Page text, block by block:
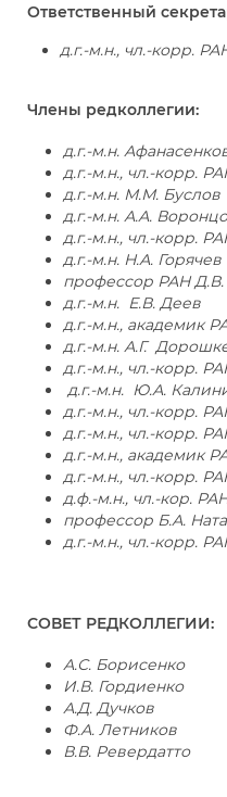
Ответственный
д.г.-м.н., чл.-корр.
Члены редколлегии:
д.г.-м.н.
д.г.-м.н., чл.-корр.
д.г.-м.н. М.М. Буслов
д.г.-м.н. А.А.
д.г.-м.н., чл.-корр.
д.г.-м.н. Н.А. Горячев
профессор РАН Д.В.
д.г.-м.н. Е.В. Деев
д.г.-м.н., академик
д.г.-м.н. А.Г.
д.г.-м.н., чл.-корр.
д.г.-м.н. Ю.А.
д.г.-м.н., чл.-корр.
д.г.-м.н., чл.-корр.
д.г.-м.н., академик
д.г.-м.н., чл.-корр.
д.ф.-м.н., чл.-кор.
профессор Б.А.
д.г.-м.н., чл.-корр.
СОВЕТ РЕДКОЛЛЕГИИ:
А.С. Борисенко
И.В. Гордиенко
А.Д. Дучков
Ф.А. Летников
В.В. Ревердатто